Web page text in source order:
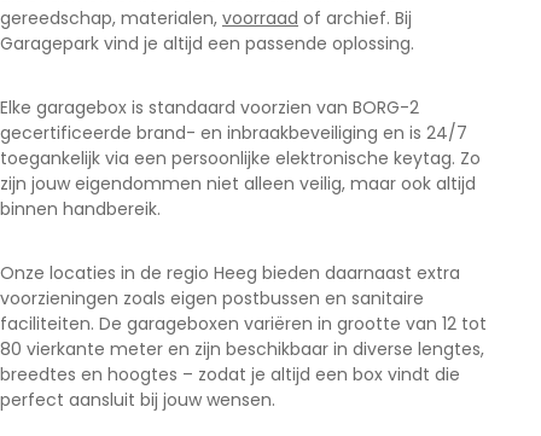
gereedschap, materialen, voorraad of archief. Bij
Garagepark vind je altijd een passende oplossing.
Elke garagebox is standaard voorzien van BORG-2
gecertificeerde brand- en inbraakbeveiliging en is 24/7
toegankelijk via een persoonlijke elektronische keytag. Zo
zijn jouw eigendommen niet alleen veilig, maar ook altijd
binnen handbereik.
Onze locaties in de regio Heeg bieden daarnaast extra
voorzieningen zoals eigen postbussen en sanitaire
faciliteiten. De garageboxen variëren in grootte van 12 tot
80 vierkante meter en zijn beschikbaar in diverse lengtes,
breedtes en hoogtes – zodat je altijd een box vindt die
perfect aansluit bij jouw wensen.